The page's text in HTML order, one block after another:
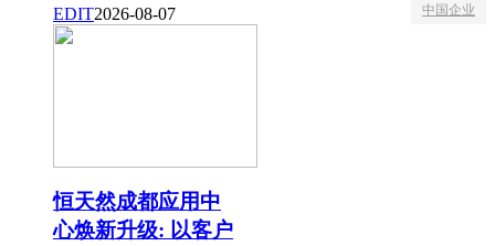
EDIT2026-08-07 中国企业
恒天然成都应用中
心焕新升级: 以客户